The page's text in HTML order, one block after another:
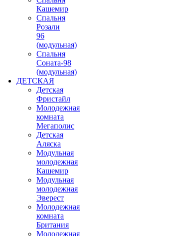
Кашемир
Спальня
Розали
96
(модульная)
Спальня
Соната-98
(модульная)
ДЕТСКАЯ
Детская
Фристайл
Молодежная
комната
Мегаполис
Детская
Аляска
Модульная
молодежная
Кашемир
Модульная
молодежная
Эверест
Молодежная
комната
Британия
Молодежная